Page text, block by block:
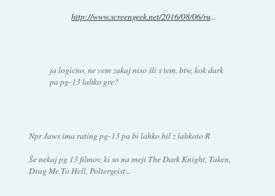
http://www.screengeek.net/2016/08/06/ru...
ja logicno, ne vem zakaj niso šli s tem. btw, kok dark
pa pg-13 lahko gre?
Npr Jaws ima rating pg-13 pa bi lahko bil z lahkoto R
Še nekaj pg 13 filmov, ki so na meji The Dark Knight, Taken,
Drag Me To Hell, Poltergeist...